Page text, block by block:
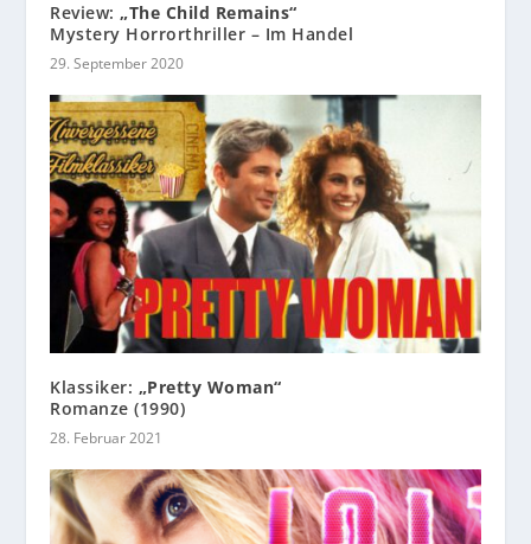
Review:„The Child Remains“
Mystery Horrorthriller – Im Handel
29. September 2020
Klassiker: „Pretty Woman“
Romanze (1990)
28. Februar 2021